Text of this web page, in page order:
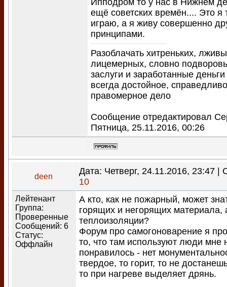
Ипподром то у нас в Нижнем
ещё советских времён.... Это я
играю, а я живу совершенно
принципами.
Разоблачать хитреньких,
лицемерных, словно
заслуги и заработанные
всегда достойное,
правомерное дело
Сообщение отредактировал
Пятница, 25.11.2016, 00:26
deen
Дата: Четверг, 24.11.2016, 23:47 |
10
Лейтенант
Группа:
Проверенные
Сообщений: 6
Статус:
Оффлайн
А кто, как не пожарный, может
горящих и негорящих материала,
теплоизоляции?
Форум про самогоноварение я
то, что там используют люди мне
понравилось - нет
твердое, то горит, то не
то при нагреве выделяет дрянь.